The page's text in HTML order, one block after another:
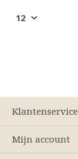
Klantenservice
Mijn account